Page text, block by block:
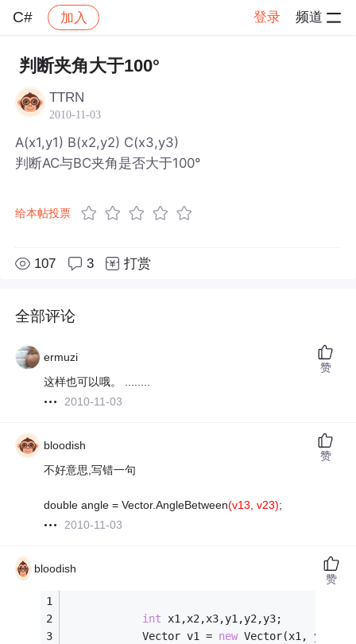
C# 加入 登录 频道
社区 C# 帖子详情
判断夹角大于100°
TTRN
2010-11-03
A(x1,y1) B(x2,y2) C(x3,y3)
判断AC与BC夹角是否大于100°
给本帖投票
107 3 打赏
全部评论
ermuzi
这样也可以哦。 ........
2010-11-03
赞
bloodish
不好意思,写错一句
double angle = Vector.AngleBetween(v13, v23);
2010-11-03
赞
bloodish
int x1,x2,x3,y1,y2,y3;
            Vector v1 =
new Vector(x1, y1);
赞